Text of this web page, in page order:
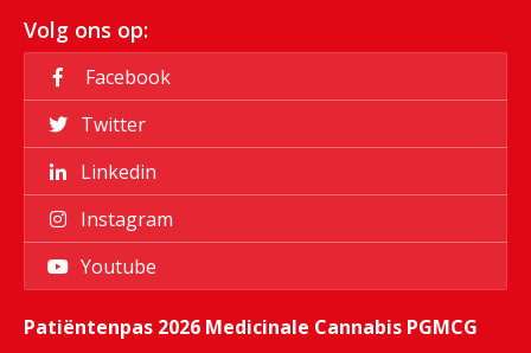
Volg ons op:
Facebook
Twitter
Linkedin
Instagram
Youtube
Patiëntenpas 2026 Medicinale Cannabis PGMCG